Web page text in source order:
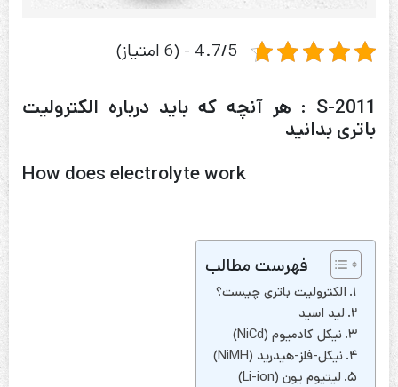
4.7/5 - (6 امتیاز)
S-2011 : هر آنچه که باید درباره الکترولیت
باتری بدانید
How does electrolyte work
فهرست مطالب
الکترولیت باتری چیست؟
لید اسید
نیکل کادمیوم (NiCd)
نیکل-فلز-هیدرید (NiMH)
لیتیوم یون (Li-ion)